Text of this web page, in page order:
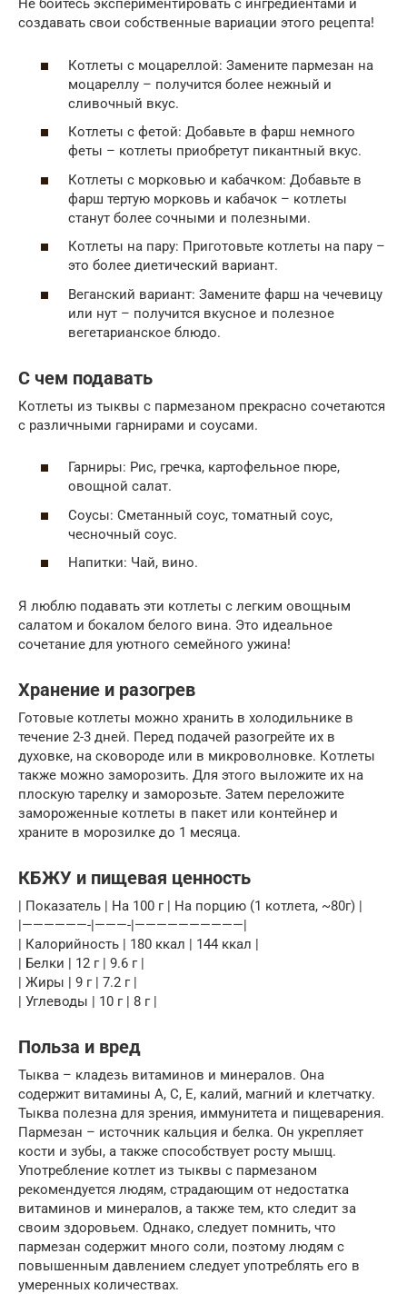
Не бойтесь экспериментировать с ингредиентами и
создавать свои собственные вариации этого рецепта!
Котлеты с моцареллой: Замените пармезан на
моцареллу – получится более нежный и
сливочный вкус.
Котлеты с фетой: Добавьте в фарш немного
феты – котлеты приобретут пикантный вкус.
Котлеты с морковью и кабачком: Добавьте в
фарш тертую морковь и кабачок – котлеты
станут более сочными и полезными.
Котлеты на пару: Приготовьте котлеты на пару –
это более диетический вариант.
Веганский вариант: Замените фарш на чечевицу
или нут – получится вкусное и полезное
вегетарианское блюдо.
С чем подавать
Котлеты из тыквы с пармезаном прекрасно сочетаются
с различными гарнирами и соусами.
Гарниры: Рис, гречка, картофельное пюре,
овощной салат.
Соусы: Сметанный соус, томатный соус,
чесночный соус.
Напитки: Чай, вино.
Я люблю подавать эти котлеты с легким овощным
салатом и бокалом белого вина. Это идеальное
сочетание для уютного семейного ужина!
Хранение и разогрев
Готовые котлеты можно хранить в холодильнике в
течение 2-3 дней. Перед подачей разогрейте их в
духовке, на сковороде или в микроволновке. Котлеты
также можно заморозить. Для этого выложите их на
плоскую тарелку и заморозьте. Затем переложите
замороженные котлеты в пакет или контейнер и
храните в морозилке до 1 месяца.
КБЖУ и пищевая ценность
| Показатель | На 100 г | На порцию (1 котлета, ~80г) |
|——————-|———-|——————————|
| Калорийность | 180 ккал | 144 ккал |
| Белки | 12 г | 9.6 г |
| Жиры | 9 г | 7.2 г |
| Углеводы | 10 г | 8 г |
Польза и вред
Тыква – кладезь витаминов и минералов. Она
содержит витамины А, С, Е, калий, магний и клетчатку.
Тыква полезна для зрения, иммунитета и пищеварения.
Пармезан – источник кальция и белка. Он укрепляет
кости и зубы, а также способствует росту мышц.
Употребление котлет из тыквы с пармезаном
рекомендуется людям, страдающим от недостатка
витаминов и минералов, а также тем, кто следит за
своим здоровьем. Однако, следует помнить, что
пармезан содержит много соли, поэтому людям с
повышенным давлением следует употреблять его в
умеренных количествах.